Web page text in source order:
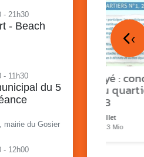
- 21h30
- Beach
- 11h30
du 5
mairie du Gosier
- 12h00
Vakans o Gozyé :
mon plus beau
& 3
17 juillet
PDF - 1.3 Mio
‹